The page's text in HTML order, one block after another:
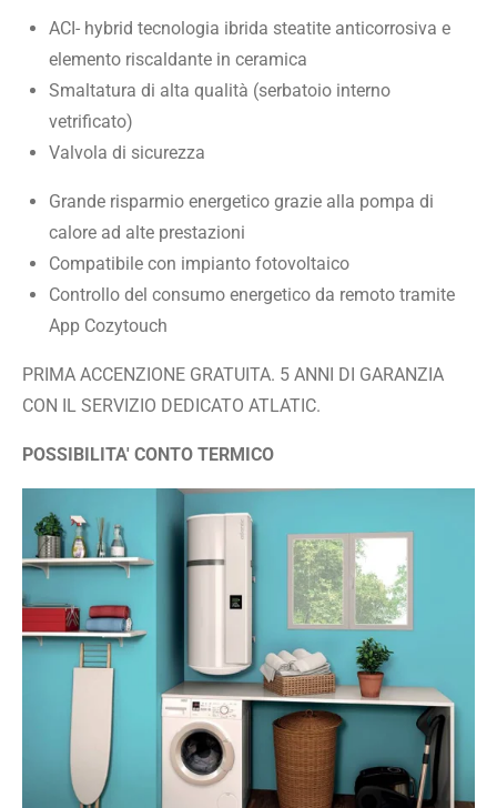
ACI- hybrid tecnologia ibrida steatite anticorrosiva e
elemento riscaldante in ceramica
Smaltatura di alta qualità (serbatoio interno
vetrificato)
Valvola di sicurezza
Grande risparmio energetico grazie alla pompa di
calore ad alte prestazioni
Compatibile con impianto fotovoltaico
Controllo del consumo energetico da remoto tramite
App Cozytouch
PRIMA ACCENZIONE GRATUITA. 5 ANNI DI GARANZIA
CON IL SERVIZIO DEDICATO ATLATIC.
POSSIBILITA' CONTO TERMICO